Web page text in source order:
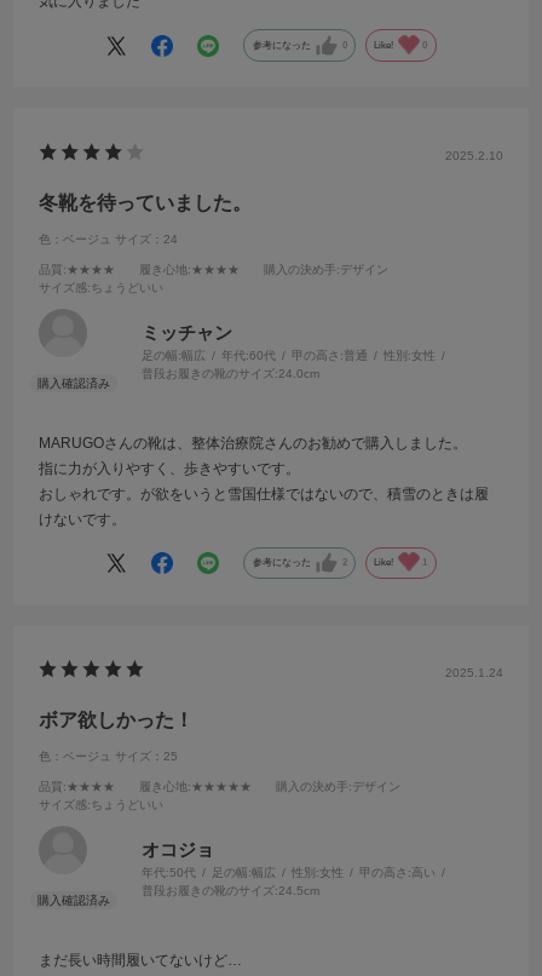
参考になった 0 Like! 0
2025.2.10
冬靴を待っていました。
色：ベージュ サイズ：24
品質:★★★★ 履き心地:★★★★ 購入の決め手 :デザイン
サイズ感:ちょうどいい
ミッチャン
足の幅:幅広 年代:60代 甲の高さ: 普通 性別:女性
普段お履きの靴のサイズ:24.0cm
MARUGOさんの靴は、整体治療院さんのお勧めで購入しました。
指に力が入りやすく、歩きやすいです。
おしゃれです。が欲をいうと雪国仕様ではないので、積雪のときは履
けないです。
参考になった 2 Like! 1
2025.1.24
ボア欲しかった！
色：ベージュ サイズ：25
品質:★★★★ 履き心地:★★★★★ 購入の決め手 :デザイン
サイズ感:ちょうどいい
オコジョ
年代:50代 足の幅:幅広 性別:女性 甲の高さ:高い
普段お履きの靴のサイズ:24.5cm
まだ長い時間履いてないけど…